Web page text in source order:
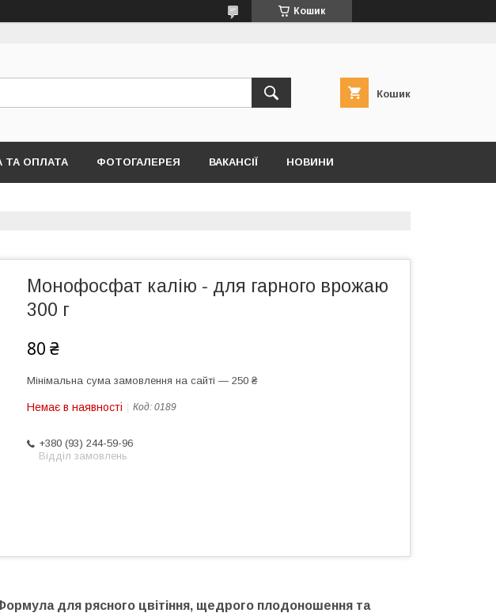
Кошик
Кошик
ТА ОПЛАТА ФОТОГАЛЕРЕЯ ВАКАНСІЇ НОВИНИ
Монофосфат калію - для гарного врожаю
300 г
80 ₴
Мінімальна сума замовлення на сайті — 250 ₴
Немає в наявності Код: 0189
+380 (93) 244-59-96
Відділ замовлень
для рясного цвітіння, щедрого плодоношення та